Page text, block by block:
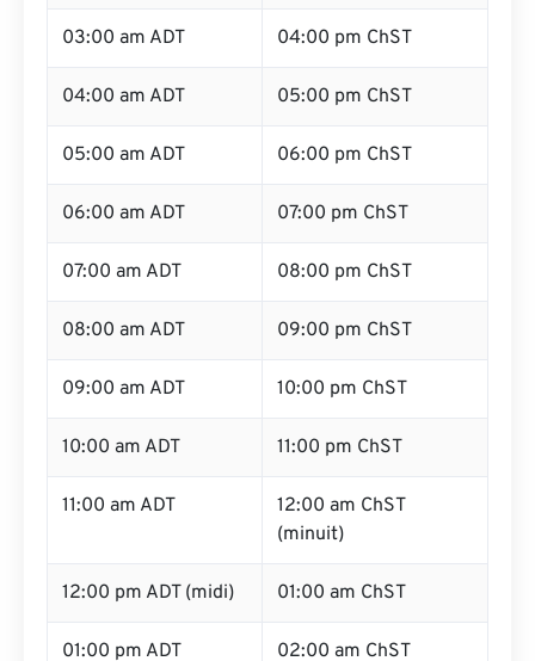
03:00 am ADT 04:00 pm ChST
04:00 am ADT 05:00 pm ChST
05:00 am ADT 06:00 pm ChST
06:00 am ADT 07:00 pm ChST
07:00 am ADT 08:00 pm ChST
08:00 am ADT 09:00 pm ChST
09:00 am ADT 10:00 pm ChST
10:00 am ADT 11:00 pm ChST
11:00 am ADT
12:00 am ChST
(minuit)
12:00 pm ADT (midi) 01:00 am ChST
01:00 pm ADT 02:00 am ChST